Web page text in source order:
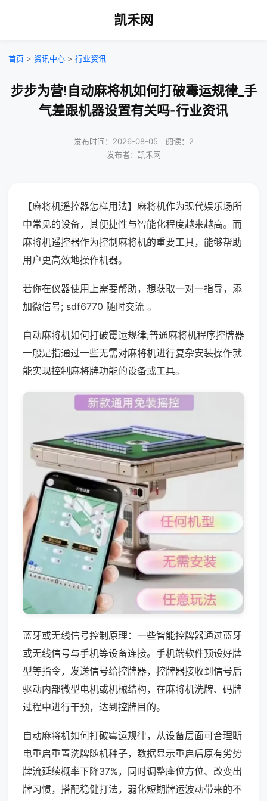
凯禾网
首页 > 资讯中心 > 行业资讯
步步为营!自动麻将机如何打破霉运规律_手
气差跟机器设置有关吗-行业资讯
发布时间：2026-08-05｜阅读：2
发布者：凯禾网
【麻将机遥控器怎样用法】麻将机作为现代娱乐场所
中常见的设备，其便捷性与智能化程度越来越高。而
麻将机遥控器作为控制麻将机的重要工具，能够帮助
用户更高效地操作机器。
若你在仪器使用上需要帮助，想获取一对一指导，添
加微信号; sdf6770 随时交流 。
自动麻将机如何打破霉运规律;普通麻将机程序控牌器
一般是指通过一些无需对麻将机进行复杂安装操作就
能实现控制麻将牌功能的设备或工具。
蓝牙或无线信号控制原理：一些智能控牌器通过蓝牙
或无线信号与手机等设备连接。手机端软件预设好牌
型等指令，发送信号给控牌器，控牌器接收到信号后
驱动内部微型电机或机械结构，在麻将机洗牌、码牌
过程中进行干预，达到控牌目的。
自动麻将机如何打破霉运规律，从设备层面可合理断
电重启重置洗牌随机种子，数据显示重启后原有劣势
牌流延续概率下降37%，同时调整座位方位、改变出
牌习惯，搭配稳健打法，弱化短期牌运波动带来的不